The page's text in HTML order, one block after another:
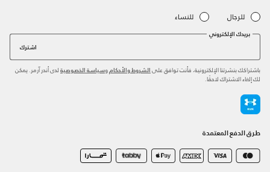
للرجال للنساء
بريدك الإلكتروني
اشترك
باشتراكك بنشرتنا الإلكترونية، فأنت توافق على الشروط والأحكام وسياسة الخصوصية لدى أندر آرمر. يمكن
لك إلغاء الاشتراك لاحقًا.
طرق الدفع المعتمدة